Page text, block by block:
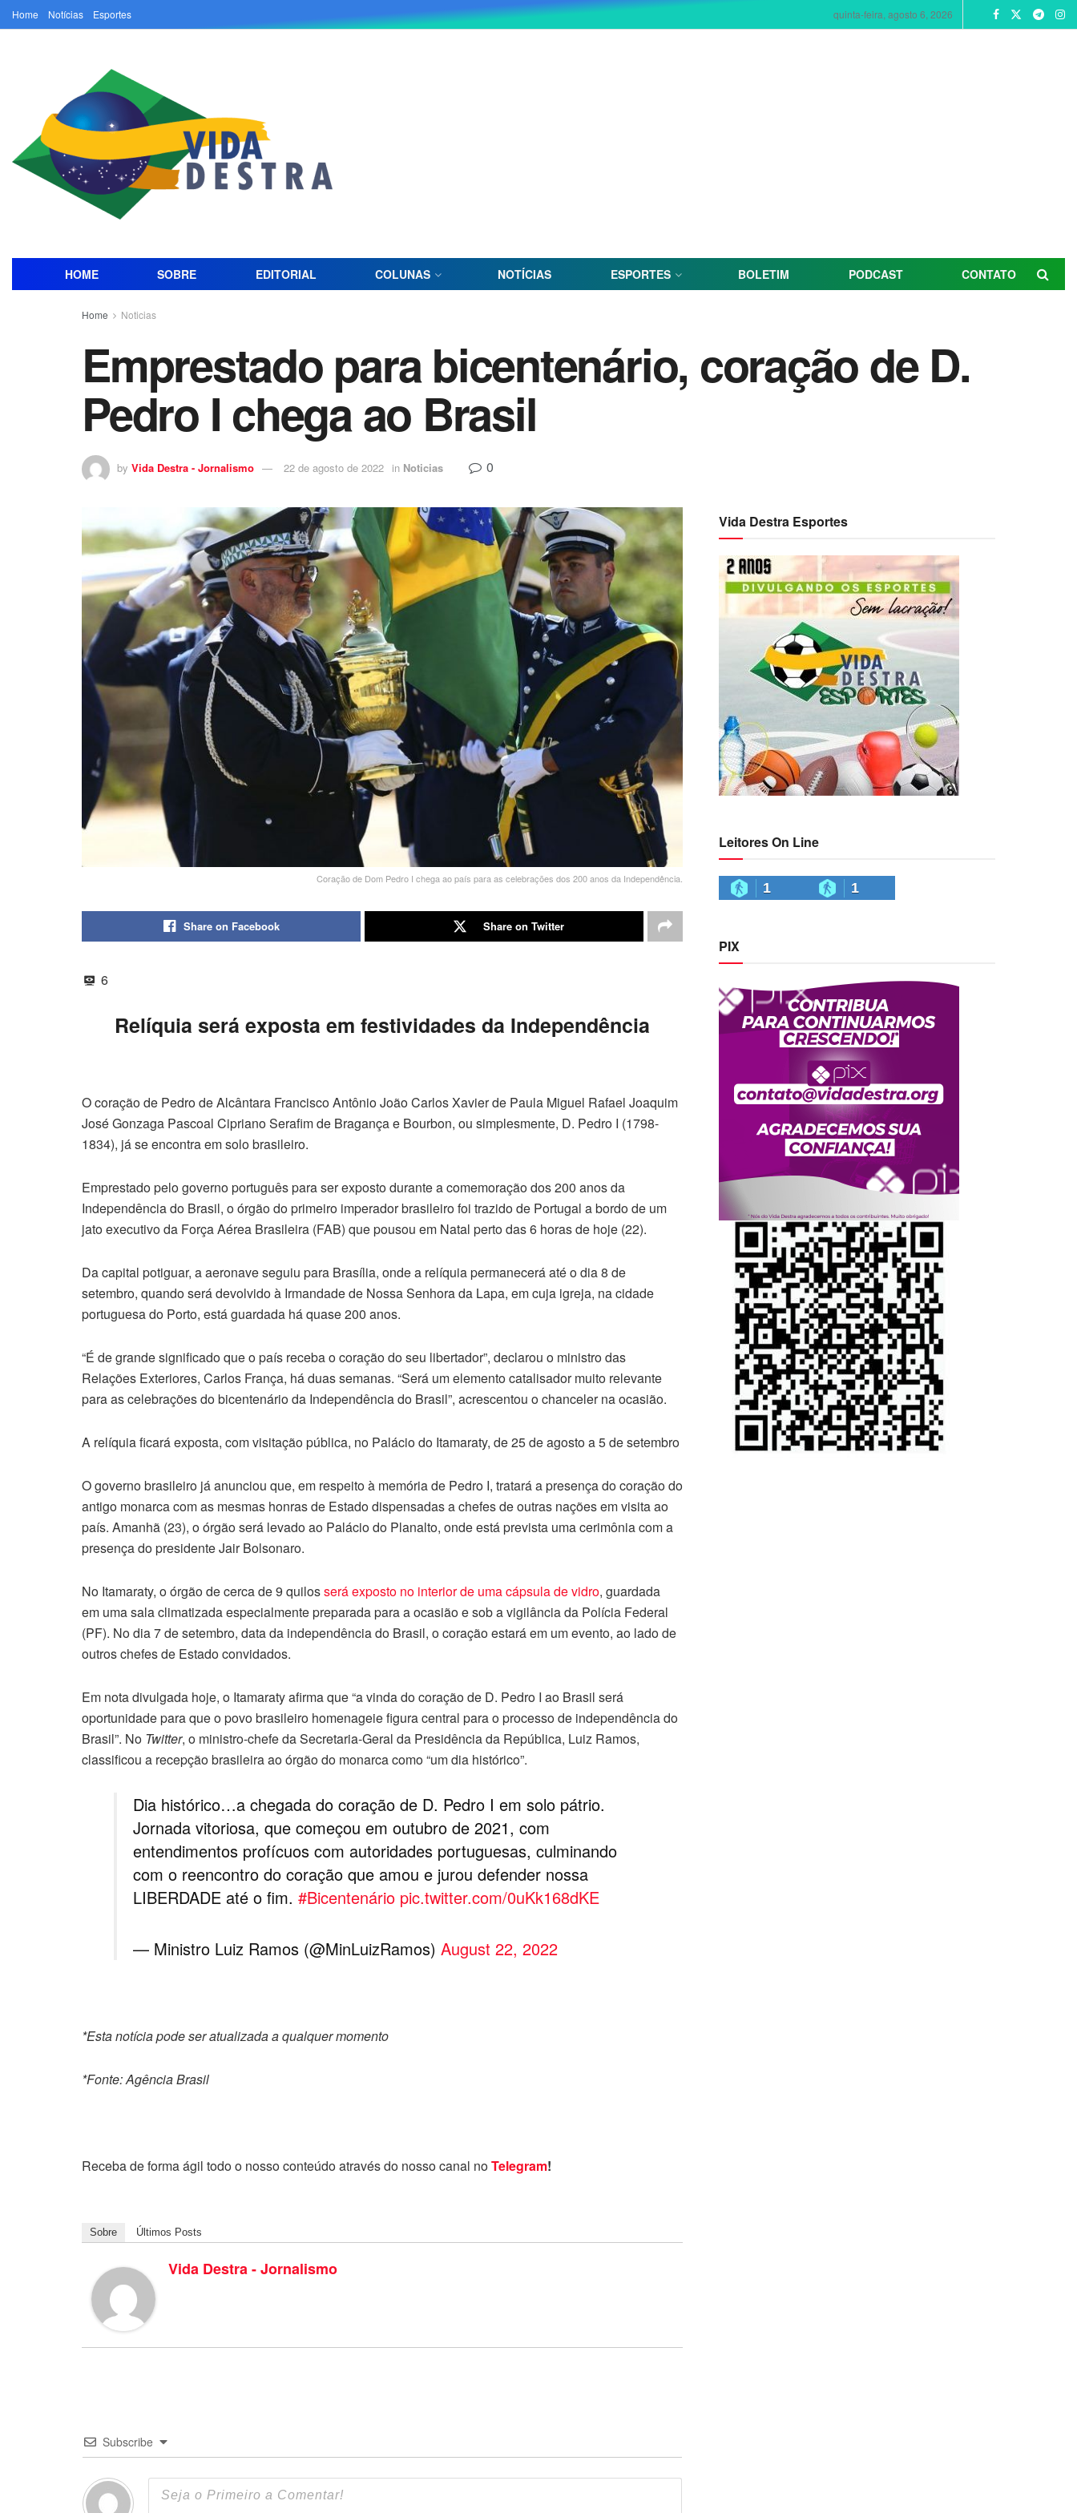
Home Notícias Esportes quinta-feira, agosto 6, 2026
HOME SOBRE EDITORIAL COLUNAS NOTÍCIAS ESPORTES BOLETIM PODCAST CONTATO
Home Noticias
Emprestado para bicentenário, coração de D.
Pedro I chega ao Brasil
by Vida Destra - Jornalismo 22 de agosto de 2022 in Noticias 0
Coração de Dom Pedro I chega ao país para as celebrações dos 200 anos da Independência.
Share on Facebook Share on Twitter
6
Relíquia será exposta em festividades da Independência
O coração de Pedro de Alcântara Francisco Antônio João Carlos Xavier de Paula Miguel Rafael Joaquim
José Gonzaga Pascoal Cipriano Serafim de Bragança e Bourbon, ou simplesmente, D. Pedro I (1798-
1834), já se encontra em solo brasileiro.
Emprestado pelo governo português para ser exposto durante a comemoração dos 200 anos da
Independência do Brasil, o órgão do primeiro imperador brasileiro foi trazido de Portugal a bordo de um
jato executivo da Força Aérea Brasileira (FAB) que pousou em Natal perto das 6 horas de hoje (22).
Da capital potiguar, a aeronave seguiu para Brasília, onde a relíquia permanecerá até o dia 8 de
setembro, quando será devolvido à Irmandade de Nossa Senhora da Lapa, em cuja igreja, na cidade
portuguesa do Porto, está guardada há quase 200 anos.
“É de grande significado que o país receba o coração do seu libertador”, declarou o ministro das
Relações Exteriores, Carlos França, há duas semanas. “Será um elemento catalisador muito relevante
para as celebrações do bicentenário da Independência do Brasil”, acrescentou o chanceler na ocasião.
A relíquia ficará exposta, com visitação pública, no Palácio do Itamaraty, de 25 de agosto a 5 de setembro
O governo brasileiro já anunciou que, em respeito à memória de Pedro I, tratará a presença do coração do
antigo monarca com as mesmas honras de Estado dispensadas a chefes de outras nações em visita ao
país. Amanhã (23), o órgão será levado ao Palácio do Planalto, onde está prevista uma cerimônia com a
presença do presidente Jair Bolsonaro.
No Itamaraty, o órgão de cerca de 9 quilosserá exposto no interior de uma cápsula de vidro, guardada
em uma sala climatizada especialmente preparada para a ocasião e sob a vigilância da Polícia Federal
(PF). No dia 7 de setembro, data da independência do Brasil, o coração estará em um evento, ao lado de
outros chefes de Estado convidados.
Em nota divulgada hoje, o Itamaraty afirma que “a vinda do coração de D. Pedro I ao Brasil será
oportunidade para que o povo brasileiro homenageie figura central para o processo de independência do
Brasil”. No Twitter, o ministro-chefe da Secretaria-Geral da Presidência da República, Luiz Ramos,
classificou a recepção brasileira ao órgão do monarca como “um dia histórico”.
Dia histórico…a chegada do coração de D. Pedro I em solo pátrio.
Jornada vitoriosa, que começou em outubro de 2021, com
entendimentos profícuos com autoridades portuguesas, culminando
com o reencontro do coração que amou e jurou defender nossa
LIBERDADE até o fim. #Bicentenário pic.twitter.com/0uKk168dKE
— Ministro Luiz Ramos (@MinLuizRamos) August 22, 2022
*Esta notícia pode ser atualizada a qualquer momento
*Fonte: Agência Brasil
Receba de forma ágil todo o nosso conteúdo através do nosso canal noTelegram!
Sobre Últimos Posts
Vida Destra - Jornalismo
Subscribe
Vida Destra Esportes
Leitores On Line
1 1
PIX